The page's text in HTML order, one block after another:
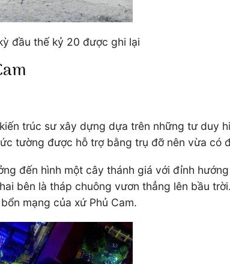
đầu thế kỷ 20 được ghi lại
trúc sư xây dựng dựa trên những tư duy
tường được hỗ trợ bằng trụ đỡ nên vừa có
đến hình một cây thánh giá với đỉnh
bên là tháp chuông vươn thẳng lên bầu
mạng của xứ Phủ Cam.